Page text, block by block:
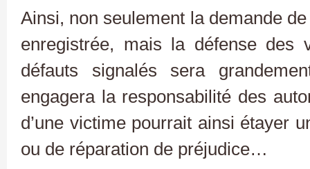
Ainsi, non seulement la demande
enregistrée, mais la défense des
défauts signalés sera
engagera la responsabilité des
d’une victime pourrait ainsi étayer
ou de réparation de préjudice…